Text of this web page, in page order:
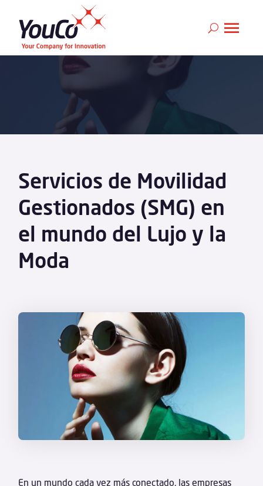
Servicios de Movilidad
Gestionados (SMG) en
el mundo del Lujo y la
Moda
En un mundo cada vez más conectado, las empresas